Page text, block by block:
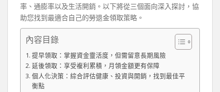
率、通膨率以及生活開銷。以下將從三個面向深入探討，協
助您找到最適合自己的勞退金領取策略。
內容目錄
提早領取：掌握資金靈活度，但需留意長期風險
延後領取：享受複利累積，月領金額更有保障
個人化決策：綜合評估健康、投資與開銷，找到最佳平
衡點